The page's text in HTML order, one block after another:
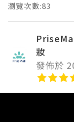
瀏覽次數:83
妝
發佈於